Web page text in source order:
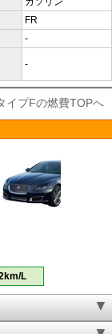
FR
-
-
イプFの燃費TOPへ
L